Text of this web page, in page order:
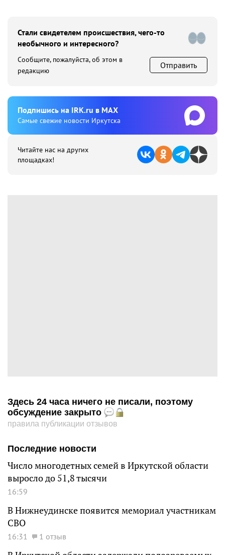
Стали свидетелем происшествия, чего-то
необычного и интересного?
Сообщите, пожалуйста, об этом в
редакцию
Отправить
Подпишиcь на IRK.ru в MAX
Cамые свежие новости Иркутска
Читайте нас на других
площадках!
Здесь 24 часа ничего не писали, поэтому
обсуждение закрыто
правила публикации отзывов
Последние новости
Число многодетных семей в Иркутской области
выросло до 51,8 тысячи
16:59
В Нижнеудинске появится мемориал участникам
СВО
16:31 1 отзыв